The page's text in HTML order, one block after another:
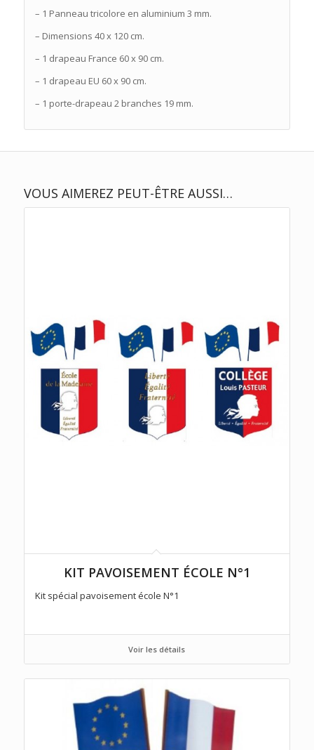
– 1 Panneau tricolore en aluminium 3 mm.
– Dimensions 40 x 120 cm.
– 1 drapeau France 60 x 90 cm.
– 1 drapeau EU 60 x 90 cm.
– 1 porte-drapeau 2 branches 19 mm.
VOUS AIMEREZ PEUT-ÊTRE AUSSI…
KIT PAVOISEMENT ÉCOLE N°1
Kit spécial pavoisement école N°1
Voir les détails